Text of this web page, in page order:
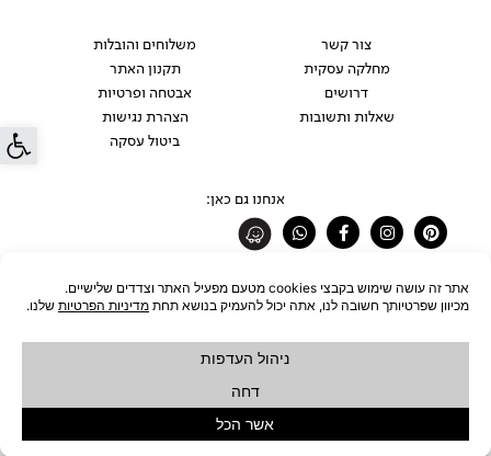
פתח
צור קשר
מחלקה עסקית
דרושים
שאלות ותשובות
משלוחים והובלות
תקנון האתר
אבטחה ופרטיות
הצהרת נגישות
ביטול עסקה
אנחנו גם כאן:
Pinterest
Instagram
Facebook-
f
Whatsapp
רוצים להתעדכן לפני כולם?
כל הזכויות שמורות לחברת ŪBJECT בע"מ © 2026